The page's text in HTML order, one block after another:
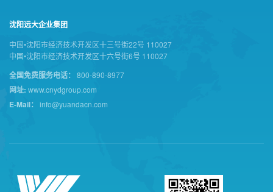
沈阳远大企业集团
中国•沈阳市经济技术开发区十三号街22号 110027
中国•沈阳市经济技术开发区十六号街6号 110027
全国免费服务电话： 800-890-8977
网址: www.cnydgroup.com
E-Mail： info@yuandacn.com